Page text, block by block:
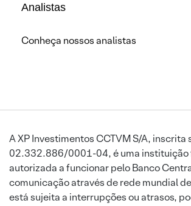
Analistas
Conheça nossos analistas
A XP Investimentos CCTVM S/A, inscrita
02.332.886/0001-04, é uma instituição
autorizada a funcionar pelo Banco
comunicação através de rede mundial
está sujeita a interrupções ou atrasos,